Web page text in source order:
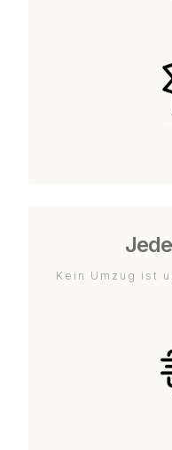
Kein Umzug ist